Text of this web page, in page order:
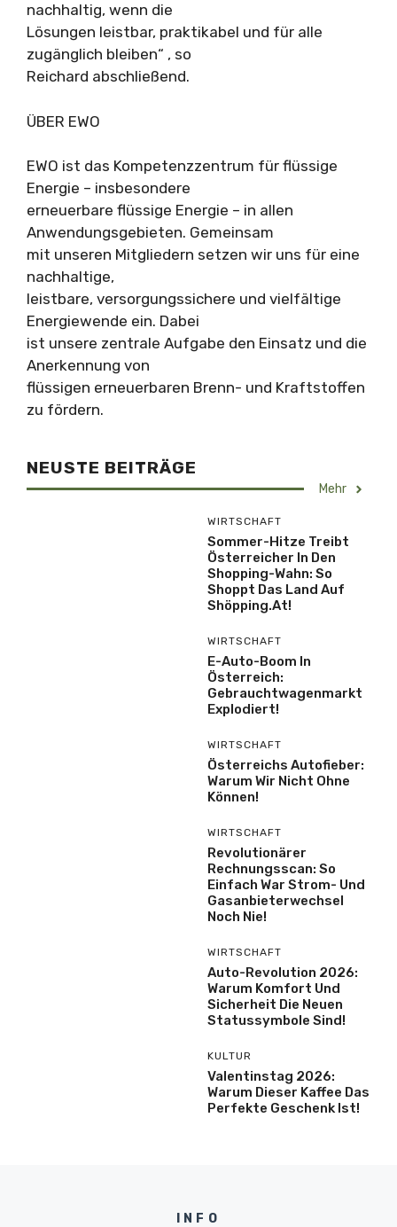
nachhaltig, wenn die
Lösungen leistbar, praktikabel und für alle
zugänglich bleiben“ , so
Reichard abschließend.
ÜBER EWO
EWO ist das Kompetenzzentrum für flüssige
Energie – insbesondere
erneuerbare flüssige Energie – in allen
Anwendungsgebieten. Gemeinsam
mit unseren Mitgliedern setzen wir uns für eine
nachhaltige,
leistbare, versorgungssichere und vielfältige
Energiewende ein. Dabei
ist unsere zentrale Aufgabe den Einsatz und die
Anerkennung von
flüssigen erneuerbaren Brenn- und Kraftstoffen
zu fördern.
NEUSTE BEITRÄGE
Mehr
WIRTSCHAFT
Sommer-Hitze Treibt
Österreicher In Den
Shopping-Wahn: So
Shoppt Das Land Auf
Shöpping.at!
WIRTSCHAFT
E-Auto-Boom In
Österreich:
Gebrauchtwagenmarkt
Explodiert!
WIRTSCHAFT
Österreichs Autofieber:
Warum Wir Nicht Ohne
Können!
WIRTSCHAFT
Revolutionärer
Rechnungsscan: So
Einfach War Strom- Und
Gasanbieterwechsel
Noch Nie!
WIRTSCHAFT
Auto-Revolution 2026:
Warum Komfort Und
Sicherheit Die Neuen
Statussymbole Sind!
KULTUR
Valentinstag 2026:
Warum Dieser Kaffee Das
Perfekte Geschenk Ist!
INFO